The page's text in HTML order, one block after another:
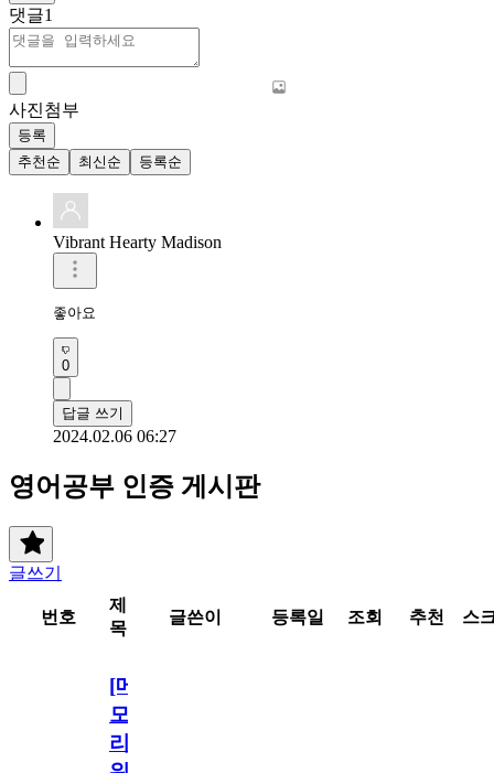
댓글1
사진첨부
등록
추천순
최신순 등록순
Vibrant Hearty Madison
좋아요
0
답글 쓰기
2024.02.06 06:27
영어공부 인증 게시판
글쓰기
번호
제
목
글쓴이 등록일 조회 추천 스
[메
모
리